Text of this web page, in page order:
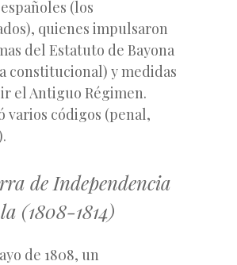
(los
quienes impulsaron
del Estatuto de Bayona
constitucional) y medidas
el Antiguo Régimen.
varios códigos (penal,
de Independencia
(1808-1814)
de 1808, un